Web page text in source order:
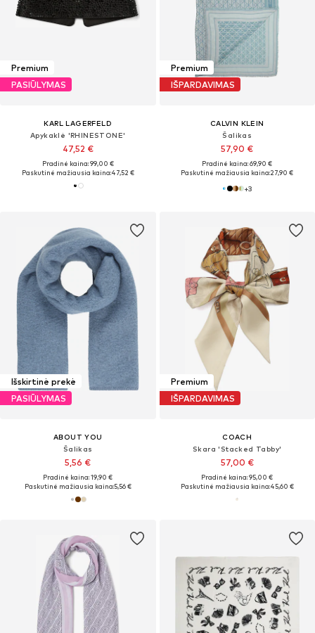
Premium
PASIŪLYMAS
KARL LAGERFELD
Apykaklė 'RHINESTONE'
47,52 €
Pradinė kaina: 99,00 €
Paskutinė mažiausia kaina:47,52 €
Premium
IŠPARDAVIMAS
CALVIN KLEIN
Šalikas
57,90 €
Pradinė kaina: 69,90 €
Paskutinė mažiausia kaina:27,90 €
+3
Išskirtinė prekė
PASIŪLYMAS
ABOUT YOU
Šalikas
5,56 €
Pradinė kaina: 19,90 €
Paskutinė mažiausia kaina:5,56 €
Premium
IŠPARDAVIMAS
COACH
Skara 'Stacked Tabby'
57,00 €
Pradinė kaina: 95,00 €
Paskutinė mažiausia kaina:45,60 €